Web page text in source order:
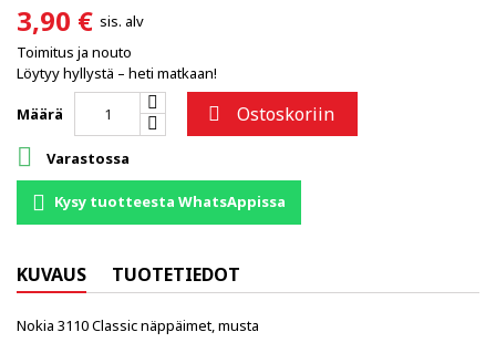
3,90 € sis. alv
Toimitus ja nouto
Löytyy hyllystä – heti matkaan!
Määrä  Ostoskoriin
 Varastossa
Kysy tuotteesta WhatsAppissa
KUVAUS TUOTETIEDOT
Nokia 3110 Classic näppäimet, musta